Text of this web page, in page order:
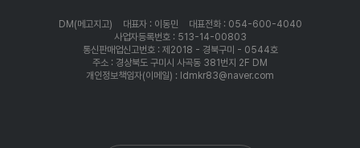
DM(메고지고) 대표자 : 이동민
대표전화 : 054-600-4040
사업자등록번호 : 513-14-00803
통신판매업신고번호 : 제2018 - 경북구미 - 0544호
주소 : 경상북도 구미시 사곡동 381번지 2F DM
개인정보책임자(이메일) : ldmkr83@naver.com